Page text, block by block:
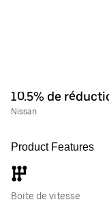
10.5% de
Nissan
Product Features
Boite de vitesse